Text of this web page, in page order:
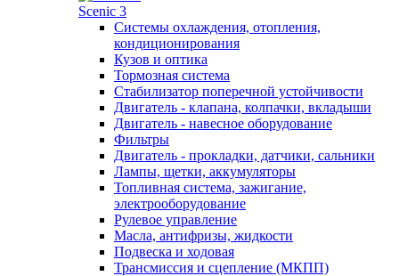
Scenic 3
Системы охлаждения, отопления,
кондиционирования
Кузов и оптика
Тормозная система
Стабилизатор поперечной устойчивости
Двигатель - клапана, колпачки, вкладыши
Двигатель - навесное оборудование
Фильтры
Двигатель - прокладки, датчики, сальники
Лампы, щетки, аккумуляторы
Топливная система, зажигание,
электрооборудование
Рулевое управление
Масла, антифризы, жидкости
Подвеска и ходовая
Трансмиссия и сцепление (МКПП)